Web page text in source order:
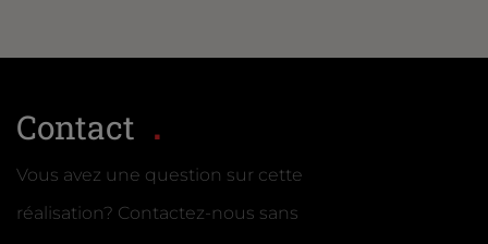
Contact
Vous avez une question sur cette
réalisation? Contactez-nous sans